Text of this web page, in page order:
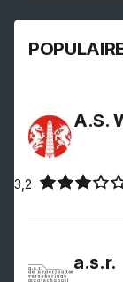
A.S.
3,2
a.s.r.